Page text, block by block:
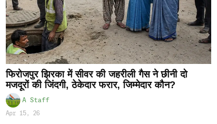
फिरोजपुर झिरका में सीवर की जहरीली गैस ने छीनी दो
मजदूरों की जिंदगी, ठेकेदार फरार, जिम्मेदार कौन?
A Staff
Apr 15, 26